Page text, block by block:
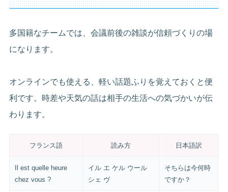
多国籍なチームでは、会議前後の雑談が信頼づくりの場
になります。
オンラインでも使える、軽い話題ふりを覚えておくと便
利です。時差や天気の話は相手の生活への気づかいが伝
わります。
フランス語 読み方 日本語訳
Il est quelle heure
chez vous ?
イル エ ケル ウール
シェ ヴ
そちらは今何時
ですか？